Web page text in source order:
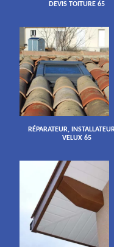
DEVIS TOITURE 65
RÉPARATEUR,
VELUX 65